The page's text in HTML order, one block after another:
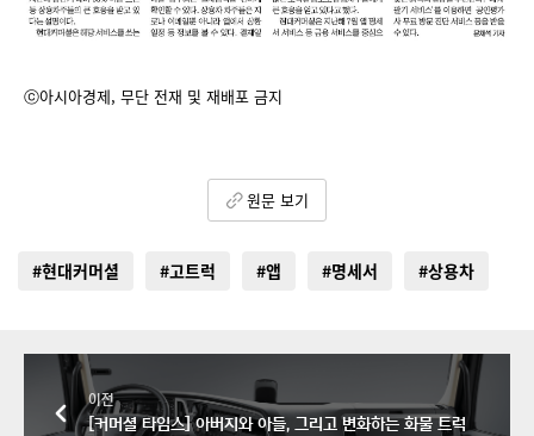
ⓒ아시아경제, 무단 전재 및 재배포 금지
원문 보기
#현대커머셜 #고트럭 #앱 #명세서 #상용차
이전
[커머셜 타임스] 아버지와 아들, 그리고 변화하는 화물 트럭